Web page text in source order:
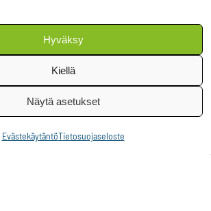
Hyväksy
Kiellä
Näytä asetukset
EvästekäytäntöTietosuojaseloste
Jo perusbiologia
kertoo, ettei
leviäviä
kasveja ole ilman
virallinen ensireaktio